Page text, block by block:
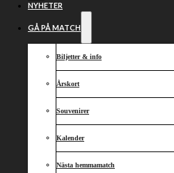
NYHETER
GÅ PÅ MATCH
Biljetter & info
Årskort
Souvenirer
Kalender
Nästa hemmamatch